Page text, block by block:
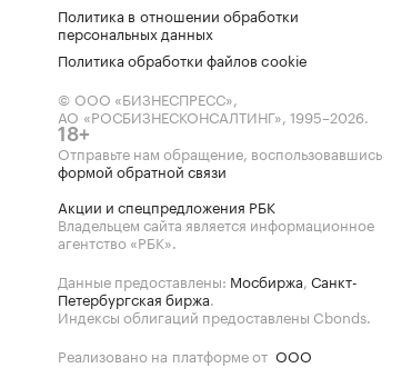
Политика в отношении обработки
персональных данных
Политика обработки файлов cookie
© ООО «БИЗНЕСПРЕСС»,
АО «РОСБИЗНЕСКОНСАЛТИНГ», 1995–2026.
18+
Отправьте нам обращение, воспользовавшись
формой обратной связи
Акции и спецпредложения РБК
Владельцем сайта является информационное
агентство «РБК».
Данные предоставлены: Мосбиржа, Санкт-
Петербургская биржа.
Индексы облигаций предоставлены Cbonds.
Реализовано на платформе от ООО